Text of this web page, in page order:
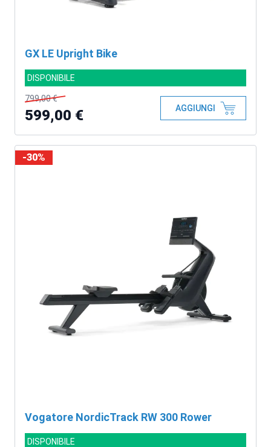
GX LE Upright Bike
DISPONIBILE
799,00 €
599,00 € AGGIUNGI
Vogatore NordicTrack RW 300 Rower
DISPONIBILE
-30%